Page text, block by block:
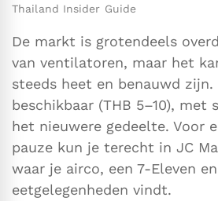
Thailand Insider Guide
De markt is grotendeels
van ventilatoren, maar het
steeds heet en benauwd
beschikbaar (THB 5–10), met
het nieuwere gedeelte. Voor
pauze kun je terecht in JC
waar je airco, een 7-Eleven
eetgelegenheden vindt.